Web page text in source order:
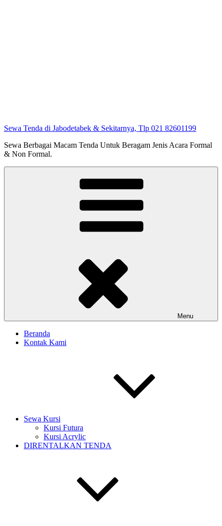
Sewa Tenda di Jabodetabek & Sekitarnya, Tlp 021 82601199
Sewa Berbagai Macam Tenda Untuk Beragam Jenis Acara Formal
& Non Formal.
Menu
Beranda
Kontak Kami
Sewa Kursi
Kursi Futura
Kursi Acrylic
DIRENTALKAN TENDA